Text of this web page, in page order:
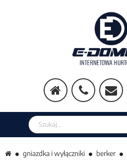
Szukaj w sklepie
gniazdka i wyłączniki berker